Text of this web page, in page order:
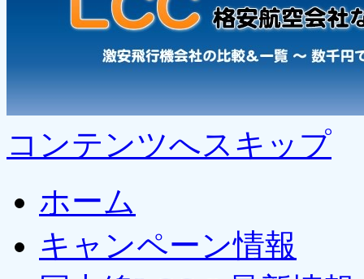
コンテンツへスキップ
ホーム
キャンペーン情報